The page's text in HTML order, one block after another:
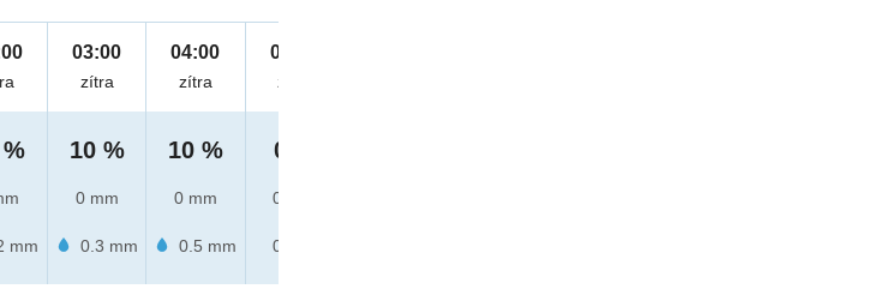
mm
03:00
zítra
10 %
0 mm
0.3 mm
04:00
zítra
10 %
0 mm
0.5 mm
05:00
zítra
0 %
0 mm
0 mm